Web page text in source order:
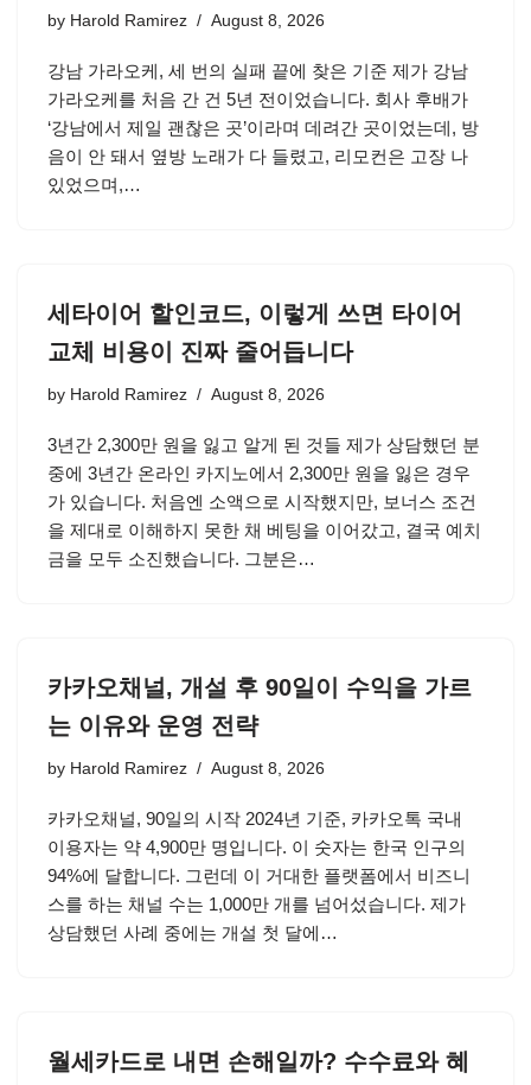
by Harold Ramirez August 8, 2026
강남 가라오케, 세 번의 실패 끝에 찾은 기준 제가 강남
가라오케를 처음 간 건 5년 전이었습니다. 회사 후배가
‘강남에서 제일 괜찮은 곳’이라며 데려간 곳이었는데, 방
음이 안 돼서 옆방 노래가 다 들렸고, 리모컨은 고장 나
있었으며,…
세타이어 할인코드, 이렇게 쓰면 타이어
교체 비용이 진짜 줄어듭니다
by Harold Ramirez August 8, 2026
3년간 2,300만 원을 잃고 알게 된 것들 제가 상담했던 분
중에 3년간 온라인 카지노에서 2,300만 원을 잃은 경우
가 있습니다. 처음엔 소액으로 시작했지만, 보너스 조건
을 제대로 이해하지 못한 채 베팅을 이어갔고, 결국 예치
금을 모두 소진했습니다. 그분은…
카카오채널, 개설 후 90일이 수익을 가르
는 이유와 운영 전략
by Harold Ramirez August 8, 2026
카카오채널, 90일의 시작 2024년 기준, 카카오톡 국내
이용자는 약 4,900만 명입니다. 이 숫자는 한국 인구의
94%에 달합니다. 그런데 이 거대한 플랫폼에서 비즈니
스를 하는 채널 수는 1,000만 개를 넘어섰습니다. 제가
상담했던 사례 중에는 개설 첫 달에…
월세카드로 내면 손해일까? 수수료와 혜